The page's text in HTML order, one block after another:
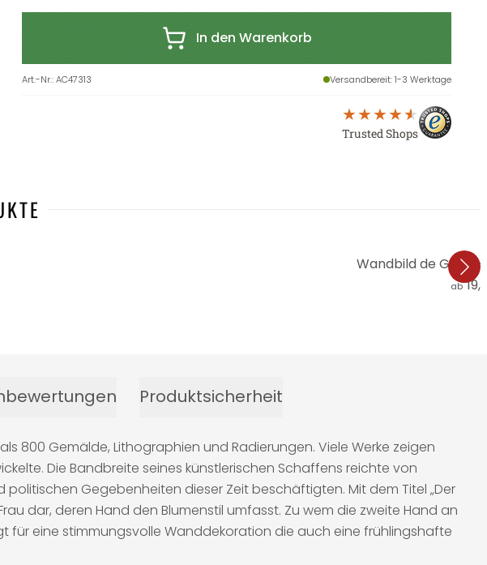
In den Warenkorb
Art.-Nr.:AC47313 Versandbereit: 1-3 Werktage
Trusted Shops
Wandbild de Goya -
ab
Produktsicherheit
800 Gemälde, Lithographien und Radierungen. Viele Werke zeigen
Die Bandbreite seines künstlerischen Schaffens reichte von
politischen Gegebenheiten dieser Zeit beschäftigten. Mit dem Titel „Der
dar, deren Hand den Blumenstil umfasst. Zu wem die zweite Hand an
für eine stimmungsvolle Wanddekoration die auch eine frühlingshafte